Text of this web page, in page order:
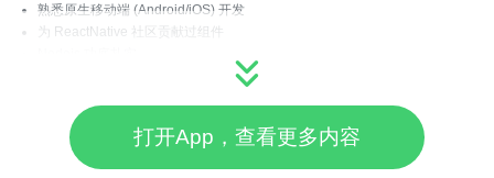
熟悉原生移动端 (Android/iOS) 开发
为 ReactNative 社区贡献过组件
宋小菜共有
款 RN App（宋小菜、宋小福、宋小仓、麦大蔬、采秘），还有
款 App在开发中，旨在帮助打造完整的生鲜上下游闭环、重构与优化中
国的蔬菜流通现状，让大家吃到便宜菜、放心菜。
打开App，查看更多内容